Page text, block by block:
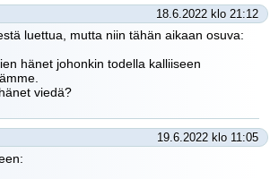
18.6.2022 klo 21:12
luettua, mutta niin tähän aikaan osuva:
hänet johonkin todella kalliiseen
viedä?
19.6.2022 klo 11:05